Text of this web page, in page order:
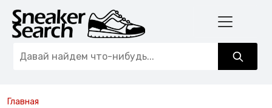
Главная